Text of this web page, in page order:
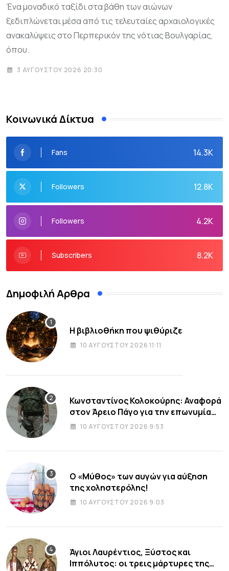
Ένα μοναδικό ταξίδι στα βάθη των αιώνων
ξεδιπλώνεται μέσα από τις τελευταίες αρχαιολογικές
ανακαλύψεις στο Περπερικόν της νότιας Βουλγαρίας,
όπου.
3 ΑΥΓΟΎΣΤΟΥ 2026 20:30
Κοινωνικά Δίκτυα
14.3K
Fans
12.8K
Followers
4.2K
Followers
8.2K
Subscribers
Δημοφιλή Αρθρα
Η βιβλιοθήκη που ψιθύριζε
10 ΑΥΓΟΎΣΤΟΥ 2026 11:11
Κωνσταντίνος Κολοκούρης: Αναφορά
στον Άρειο Πάγο για την επωνυμία
του πολιτικού κόμματος «ΕΛΑΣ»
10 ΑΥΓΟΎΣΤΟΥ 2026 9:53
Ο «Μύθος» των αυγών για αύξηση
της χοληστερόλης!
10 ΑΥΓΟΎΣΤΟΥ 2026 9:03
Άγιοι Λαυρέντιος, Ξύστος και
Ιππόλυτος: οι τρεις μάρτυρες της